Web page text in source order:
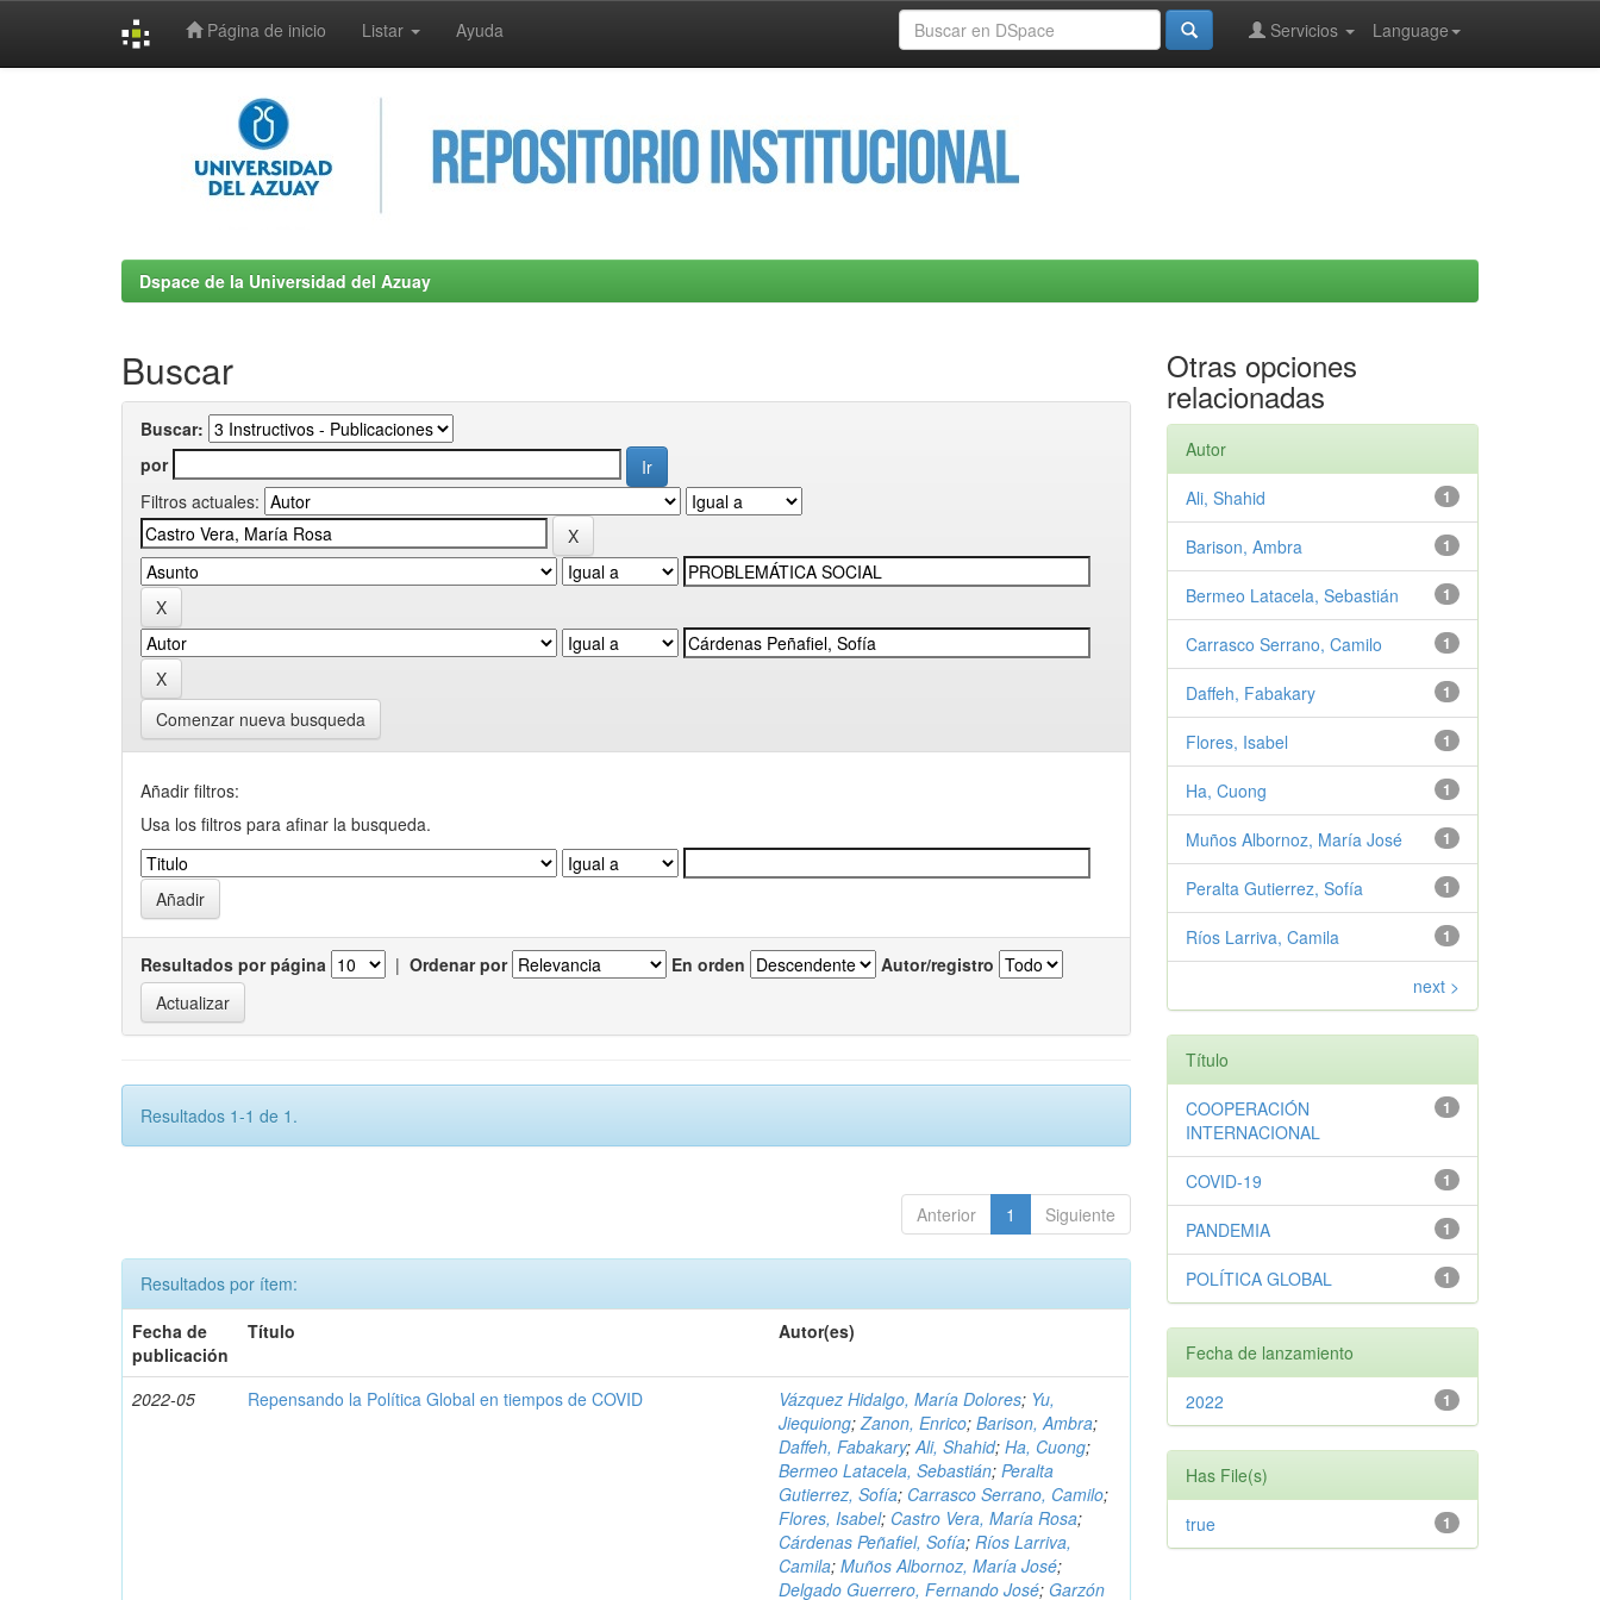
Página de inicio Listar Ayuda Language
Servicios
Dspace de la Universidad del Azuay
Buscar
Buscar:
por
Filtros actuales:
Comenzar nueva busqueda
Añadir filtros:
Usa los filtros para afinar la busqueda.
Resultados por página | Ordenar por En orden Autor/registro
Resultados 1-1 de 1.
Anterior 1 Siguiente
Resultados por ítem:
Fecha de
publicación
Título Autor(es)
2022-05 Repensando la Política Global en tiempos de COVID Vázquez Hidalgo, María Dolores; Yu,
Jiequiong;Zanon, Enrico;Barison, Ambra;
Daffeh, Fabakary;Ali, Shahid;Ha, Cuong;
Bermeo Latacela, Sebastián;Peralta
Gutierrez, Sofía; Carrasco Serrano, Camilo;
Flores, Isabel; Castro Vera, María Rosa;
Cárdenas Peñafiel, Sofía;Ríos Larriva,
Camila;Muños Albornoz, María José;
Delgado Guerrero, Fernando José; Garzón
Otras opciones
relacionadas
Autor
1
Ali, Shahid
1
Barison, Ambra
1
Bermeo Latacela, Sebastián
1
Carrasco Serrano, Camilo
1
Daffeh, Fabakary
1
Flores, Isabel
1
Ha, Cuong
1
Muños Albornoz, María José
1
Peralta Gutierrez, Sofía
1
Ríos Larriva, Camila
next >
Título
1
COOPERACIÓN
INTERNACIONAL
1
COVID-19
1
PANDEMIA
1
POLÍTICA GLOBAL
Fecha de lanzamiento
1
2022
Has File(s)
1
true